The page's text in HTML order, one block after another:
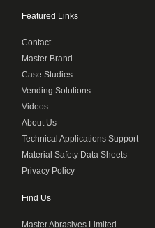
Featured Links
Contact
Master Brand
Case Studies
Vending Solutions
Videos
About Us
Technical Applications Support
Material Safety Data Sheets
Privacy Policy
Find Us
Master Abrasives Limited